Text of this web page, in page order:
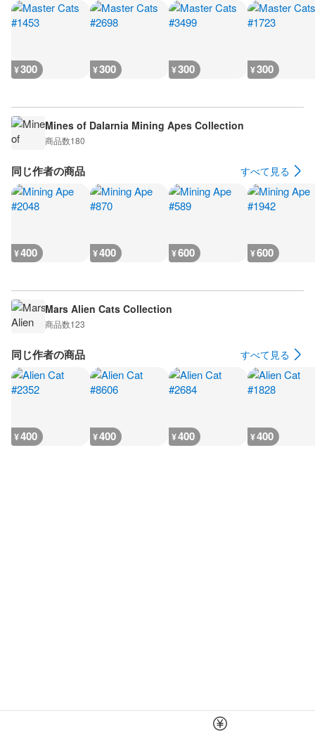
¥300 ¥300 ¥300 ¥300
Mines of Dalarnia Mining Apes Collection
商品数180
同じ作者の商品 すべて見る
¥400 ¥400 ¥600 ¥600
Mars Alien Cats Collection
商品数123
同じ作者の商品 すべて見る
¥400 ¥400 ¥400 ¥400